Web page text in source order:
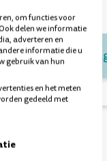
helpen je
om functies voor
delen we informatie
adverteren en
informatie die u
gebruik van hun
en het meten
gedeeld met